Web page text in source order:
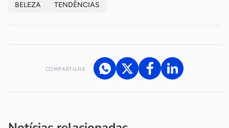
BELEZA TENDÊNCIAS
COMPARTILHE